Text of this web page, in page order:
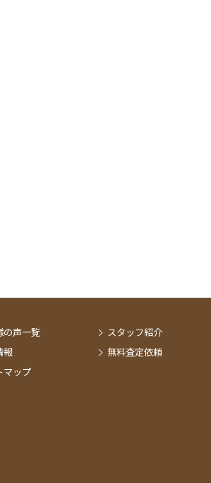
の声一覧
報
マップ
スタッフ紹介
無料査定依頼